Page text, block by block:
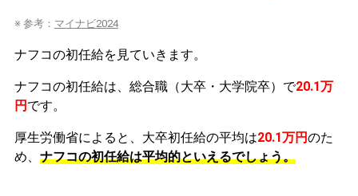
※ 参考： マイナビ2024
ナフコの初任給を見ていきます。
ナフコの初任給は、総合職（大卒・大学院卒）で20.1万
円 です。
厚生労働省によると、大卒初任給の平均は20.1万円のた
め、 ナフコの初任給は平均的といえるでしょう。